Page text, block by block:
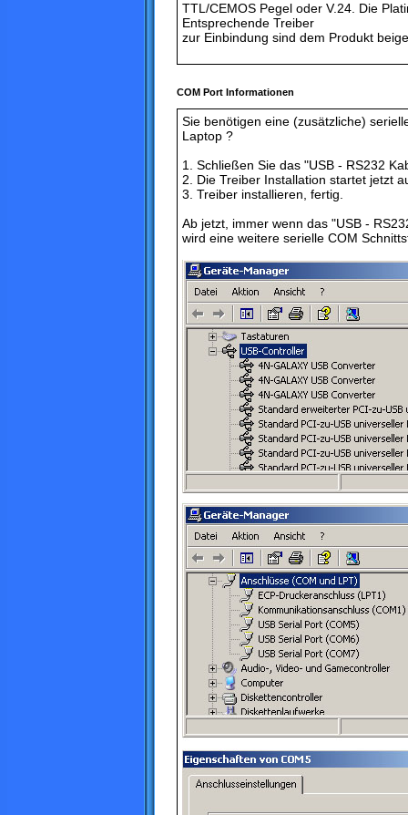
TTL/CEMOS Pegel oder V.24. Die
Entsprechende Treiber
zur Einbindung sind dem Produkt
COM Port Informationen
Sie benötigen eine (zusätzliche)
Laptop ?
1. Schließen Sie das "USB - RS232
2. Die Treiber Installation startet jetzt
3. Treiber installieren, fertig.
Ab jetzt, immer wenn das "USB -
wird eine weitere serielle COM